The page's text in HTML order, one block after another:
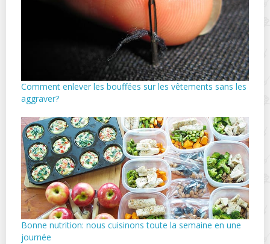
Comment enlever les bouffées sur les vêtements sans les
aggraver?
Bonne nutrition: nous cuisinons toute la semaine en une
journée